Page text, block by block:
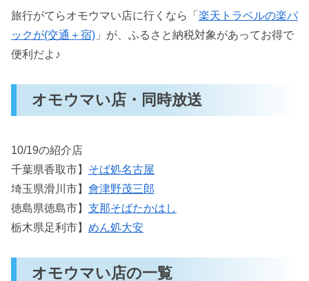
旅行がてらオモウマい店に行くなら「 楽天トラベルの楽パ
ックが(交通＋宿) 」が、ふるさと納税対象があってお得で
便利だよ♪
オモウマい店・同時放送
10/19の紹介店
千葉県香取市】 そば処名古屋
埼玉県滑川市】 會津野茂三郎
徳島県徳島市】 支那そばたかはし
栃木県足利市】 めん処大安
オモウマい店の一覧